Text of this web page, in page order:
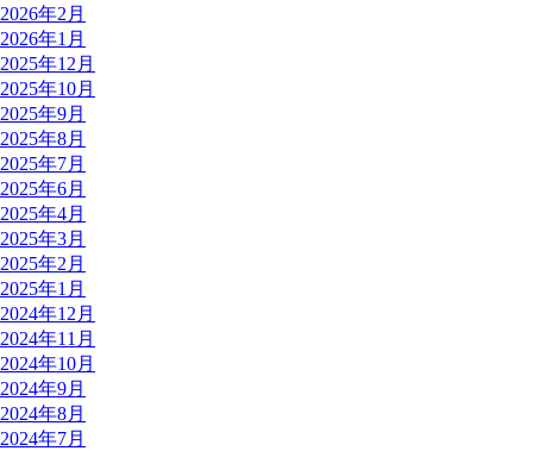
2026年2月
2026年1月
2025年12月
2025年10月
2025年9月
2025年8月
2025年7月
2025年6月
2025年4月
2025年3月
2025年2月
2025年1月
2024年12月
2024年11月
2024年10月
2024年9月
2024年8月
2024年7月